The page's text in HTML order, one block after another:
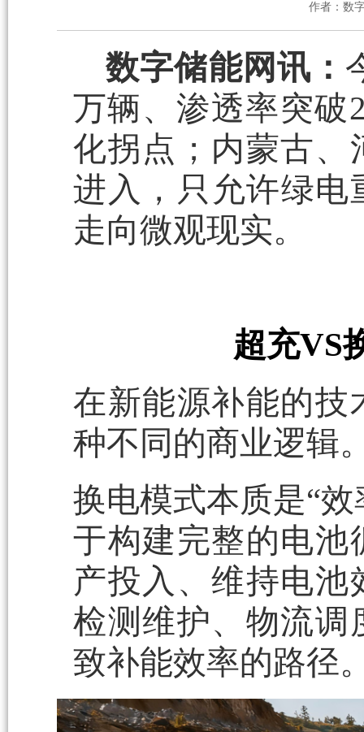
作者：数
数字储能网讯：
万辆、渗透率突破
化拐点；内蒙古、
进入，只允许绿
走向微观现实。
超充VS
在新能源补能的技
种不同的商业逻辑
换电模式本质是“
于构建完整的电池
产投入、维持电
检测维护、物流调
致补能效率的路径